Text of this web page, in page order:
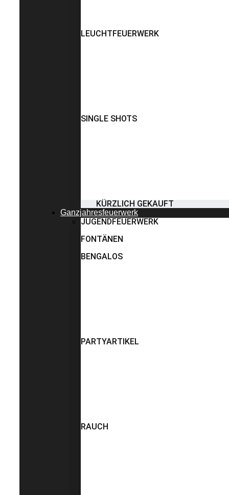
LEUCHTFEUERWERK
SINGLE SHOTS
KÜRZLICH GEKAUFT
Ganzjahresfeuerwerk
JUGENDFEUERWERK
FONTÄNEN
BENGALOS
PARTYARTIKEL
RAUCH